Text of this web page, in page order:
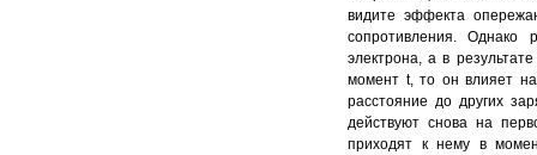
видите эффекта
сопротивления. Однако
электрона, а в
момент t, то он влияет
расстояние до других
действуют снова на
приходят к нему в